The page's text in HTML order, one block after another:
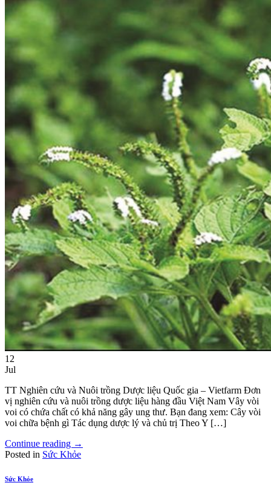
12
Jul
TT Nghiên cứu và Nuôi trồng Dược liệu Quốc gia – Vietfarm Đơn
vị nghiên cứu và nuôi trồng dược liệu hàng đầu Việt Nam Vây vòi
voi có chứa chất có khả năng gây ung thư. Bạn đang xem: Cây vòi
voi chữa bệnh gì Tác dụng dược lý và chủ trị Theo Y […]
Continue reading →
Posted in Sức Khỏe
Sức Khỏe